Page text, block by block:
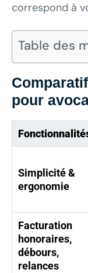
correspond à
Table des
pour
Simplicité &
ergonomie
Facturation
honoraires,
débours,
relances